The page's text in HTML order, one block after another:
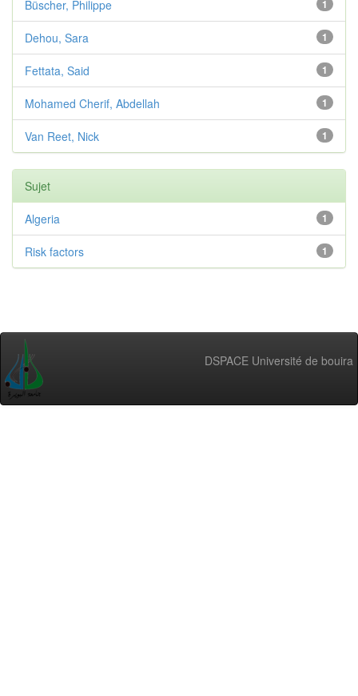
1
Büscher, Philippe
1
Dehou, Sara
1
Fettata, Said
1
Mohamed Cherif, Abdellah
1
Van Reet, Nick
Sujet
1
Algeria
1
Risk factors
DSPACE Université de bouira